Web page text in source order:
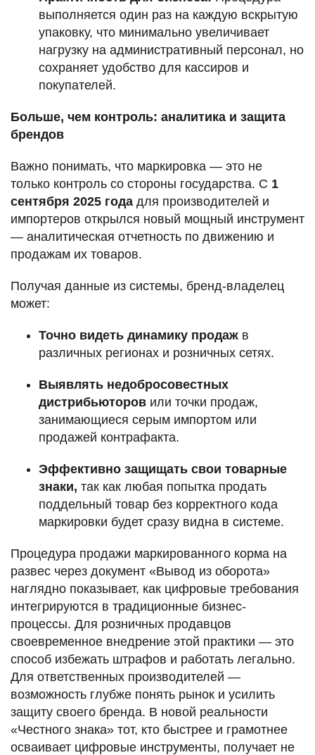
выполняется один раз на каждую вскрытую
упаковку, что минимально увеличивает
нагрузку на административный персонал, но
сохраняет удобство для кассиров и
покупателей.
Больше, чем контроль: аналитика и защита
брендов
Важно понимать, что маркировка — это не
только контроль со стороны государства. С 1
сентября 2025 года для производителей и
импортеров открылся новый мощный инструмент
— аналитическая отчетность по движению и
продажам их товаров.
Получая данные из системы, бренд-владелец
может:
Точно видеть динамику продаж в
различных регионах и розничных сетях.
Выявлять недобросовестных
дистрибьюторов или точки продаж,
занимающиеся серым импортом или
продажей контрафакта.
Эффективно защищать свои товарные
знаки, так как любая попытка продать
поддельный товар без корректного кода
маркировки будет сразу видна в системе.
Процедура продажи маркированного корма на
развес через документ «Вывод из оборота»
наглядно показывает, как цифровые требования
интегрируются в традиционные бизнес-
процессы. Для розничных продавцов
своевременное внедрение этой практики — это
способ избежать штрафов и работать легально.
Для ответственных производителей —
возможность глубже понять рынок и усилить
защиту своего бренда. В новой реальности
«Честного знака» тот, кто быстрее и грамотнее
осваивает цифровые инструменты, получает не